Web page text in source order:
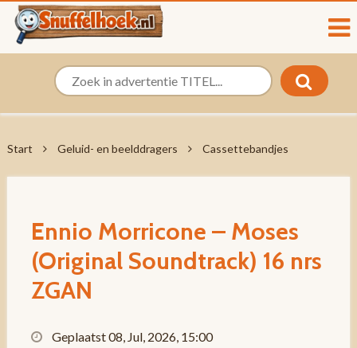
Start Geluid- en beelddragers Cassettebandjes
Ennio Morricone – Moses
(Original Soundtrack) 16 nrs
ZGAN
Geplaatst 08, Jul, 2026, 15:00